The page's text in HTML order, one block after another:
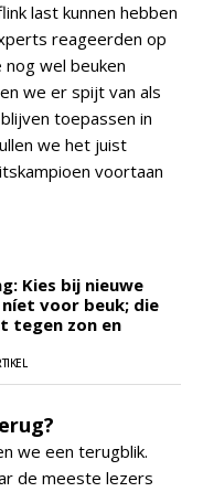
last kunnen hebben
reageerden op
wel beuken
we er spijt van als
toepassen in
we het juist
voortaan
Kies bij nieuwe
voor beuk; die
tegen zon en
we een terugblik.
de meeste lezers